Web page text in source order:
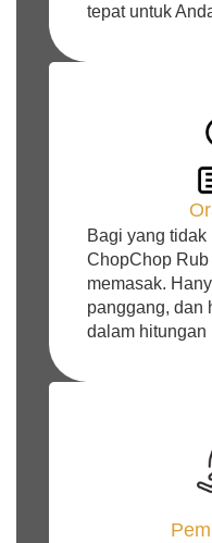
tepat untuk
Bagi yang
ChopChop
memasak.
panggang, dan
dalam hitungan